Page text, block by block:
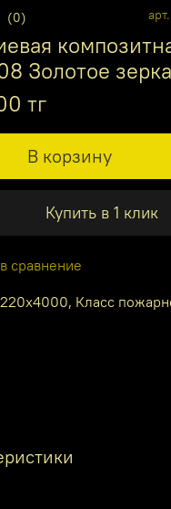
(0) арт.
Золотое
тг
В корзину
Купить в 1 клик
сравнение
Класс